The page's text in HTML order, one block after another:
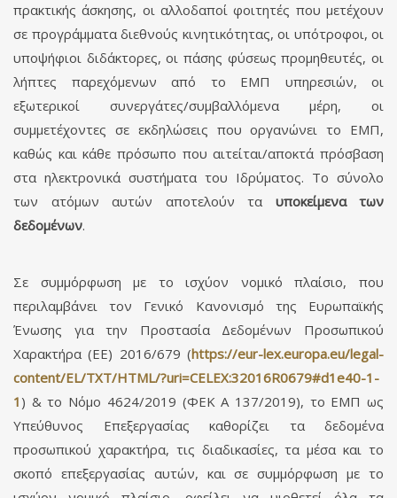
πρακτικής άσκησης, οι αλλοδαποί φοιτητές που μετέχουν
σε προγράμματα διεθνούς κινητικότητας, οι υπότροφοι, οι
υποψήφιοι διδάκτορες, οι πάσης φύσεως προμηθευτές, οι
λήπτες παρεχόμενων από το ΕΜΠ υπηρεσιών, οι
εξωτερικοί συνεργάτες/συμβαλλόμενα μέρη, οι
συμμετέχοντες σε εκδηλώσεις που οργανώνει το ΕΜΠ,
καθώς και κάθε πρόσωπο που αιτείται/αποκτά πρόσβαση
στα ηλεκτρονικά συστήματα του Ιδρύματος. Το σύνολο
των ατόμων αυτών αποτελούν τα υποκείμενα των
δεδομένων.
Σε συμμόρφωση με το ισχύον νομικό πλαίσιο, που
περιλαμβάνει τον Γενικό Κανονισμό της Ευρωπαϊκής
Ένωσης για την Προστασία Δεδομένων Προσωπικού
Χαρακτήρα (ΕΕ) 2016/679 (https://eur-lex.europa.eu/legal-
content/EL/TXT/HTML/?uri=CELEX:32016R0679#d1e40-1-
1 ) & το Νόμο 4624/2019 (ΦΕΚ A 137/2019), το ΕΜΠ ως
Υπεύθυνος Επεξεργασίας καθορίζει τα δεδομένα
προσωπικού χαρακτήρα, τις διαδικασίες, τα μέσα και το
σκοπό επεξεργασίας αυτών, και σε συμμόρφωση με το